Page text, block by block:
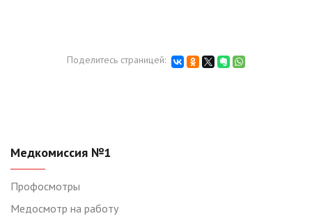
Поделитесь страницей:
Медкомиссия №1
Профосмотры
Медосмотр на работу